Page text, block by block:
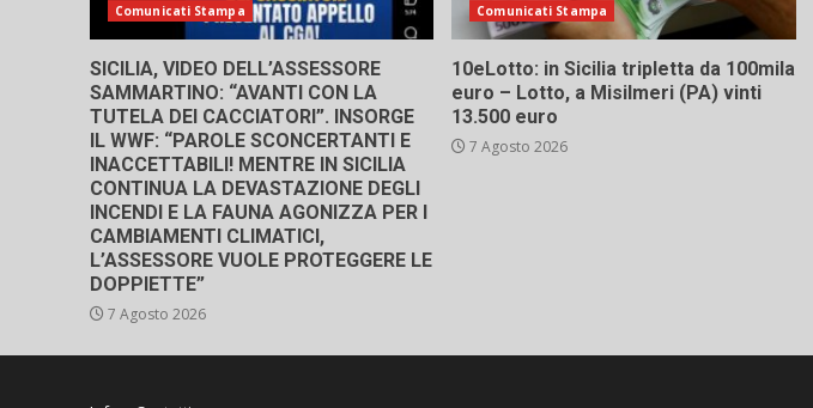
Comunicati Stampa
SICILIA, VIDEO DELL’ASSESSORE
SAMMARTINO: “AVANTI CON LA
TUTELA DEI CACCIATORI”. INSORGE
IL WWF: “PAROLE SCONCERTANTI E
INACCETTABILI! MENTRE IN SICILIA
CONTINUA LA DEVASTAZIONE DEGLI
INCENDI E LA FAUNA AGONIZZA PER I
CAMBIAMENTI CLIMATICI,
L’ASSESSORE VUOLE PROTEGGERE LE
DOPPIETTE”
7 Agosto 2026
Comunicati Stampa
10eLotto: in Sicilia tripletta da 100mila
euro – Lotto, a Misilmeri (PA) vinti
13.500 euro
7 Agosto 2026